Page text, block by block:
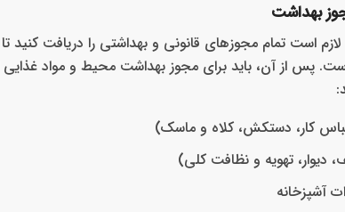
بهداشت
است تمام مجوزهای قانونی و بهداشتی را دریافت
پس از آن، باید برای مجوز بهداشت محیط و مواد غذایی
کار، دستکش، کلاه و ماسک)
تهویه و نظافت کلی)
آشپزخانه